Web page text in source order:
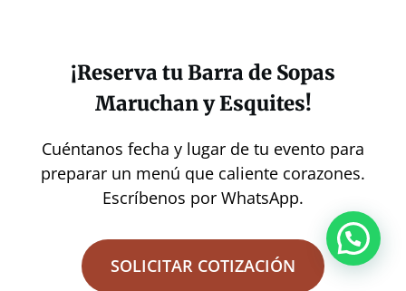
¡Reserva tu Barra de Sopas
Maruchan y Esquites!
Cuéntanos fecha y lugar de tu evento para
preparar un menú que caliente corazones.
Escríbenos por WhatsApp.
SOLICITAR COTIZACIÓN